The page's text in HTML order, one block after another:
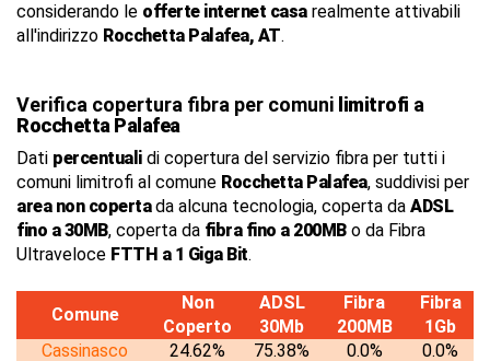
considerando le offerte internet casarealmente attivabili
all'indirizzo Rocchetta Palafea, AT.
Verifica copertura fibra per comuni limitrofi a
Rocchetta Palafea
Dati percentualidi copertura del servizio fibra per tutti i
comuni limitrofi al comune Rocchetta Palafea, suddivisi per
area non copertada alcuna tecnologia, coperta da ADSL
fino a 30MB, coperta da fibra fino a 200MBo da Fibra
Ultraveloce FTTH a 1 Giga Bit.
Comune
Non
Coperto
ADSL
30Mb
Fibra
200MB
Fibra
1Gb
Cassinasco
24.62% 75.38% 0.0%
0.0%